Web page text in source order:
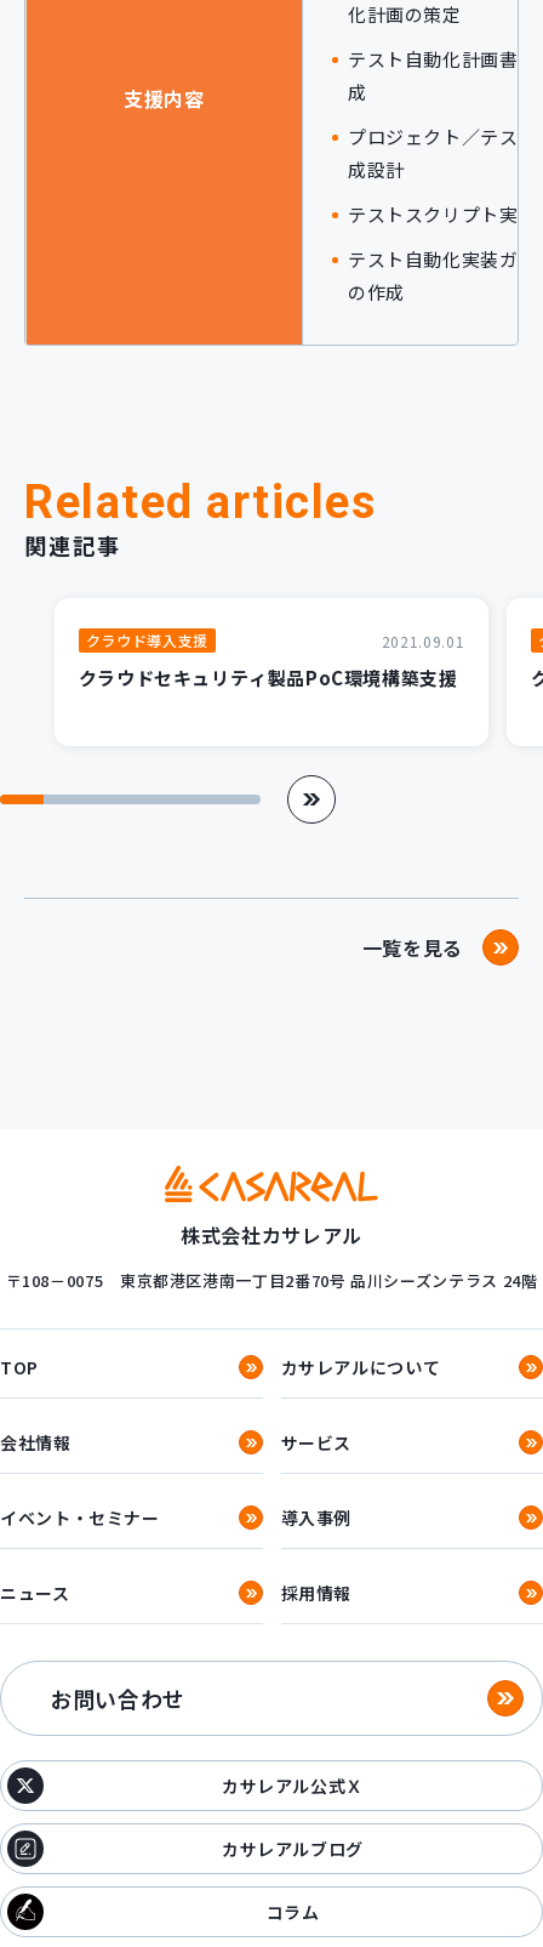
支援内容
化計画の策定
テスト自動化計画書の
成
プロジェクト／テスト
成設計
テストスクリプト実装
テスト自動化実装ガイ
の作成
Related articles
関連記事
クラウド導入支援 2021.09.01
クラウドセキュリティ製品PoC環境構築支援
一覧を見る
株式会社カサレアル
〒108－0075 東京都港区港南一丁目2番70号 品川シーズンテラス 24階
TOP カサレアルについて
会社情報 サービス
イベント・セミナー 導入事例
ニュース 採用情報
お問い合わせ
カサレアル公式Ｘ
カサレアルブログ
コラム